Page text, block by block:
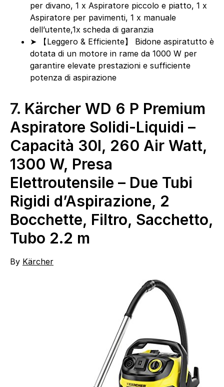
per divano, 1 x Aspiratore piccolo e piatto, 1 x
Aspiratore per pavimenti, 1 x manuale
dell’utente,1x scheda di garanzia
➤ 【Leggero & Efficiente】 Bidone aspiratutto è
dotata di un motore in rame da 1000 W per
garantire elevate prestazioni e sufficiente
potenza di aspirazione
7. Kärcher WD 6 P Premium
Aspiratore Solidi-Liquidi –
Capacità 30l, 260 Air Watt,
1300 W, Presa
Elettroutensile – Due Tubi
Rigidi d’Aspirazione, 2
Bocchette, Filtro, Sacchetto,
Tubo 2.2 m
By Kärcher